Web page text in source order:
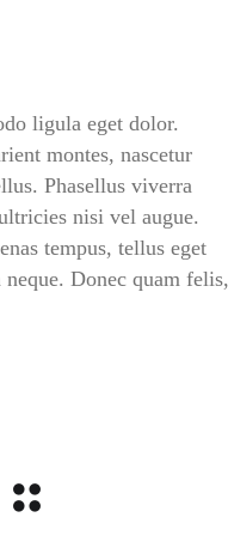
ligula eget dolor.
montes, nascetur
Phasellus viverra
nisi vel augue.
tempus, tellus eget
Donec quam felis,